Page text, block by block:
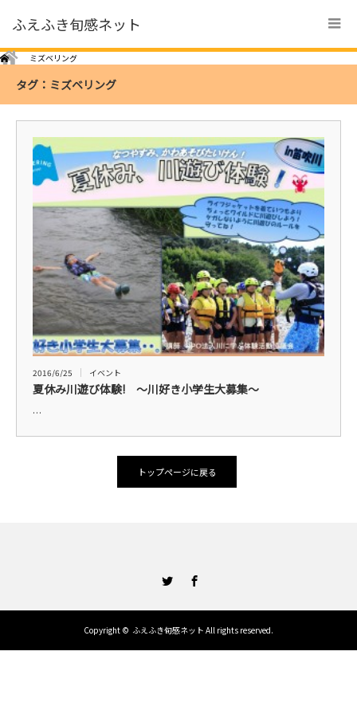
ふえふき旬感ネット
Home ミズベリング
タグ：ミズベリング
2016/6/25 イベント
夏休み川遊び体験! ～川好き小学生大募集～
…
トップページに戻る
Copyright © ふえふき旬感ネット All rights reserved.